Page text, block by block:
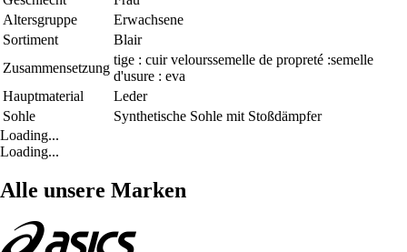
Altersgruppe
Erwachsene
Sortiment
Blair
Zusammensetzung
tige : cuir velourssemelle de propreté :semelle
d'usure : eva
Hauptmaterial
Leder
Sohle
Synthetische Sohle mit Stoßdämpfer
Loading...
Loading...
Alle unsere Marken